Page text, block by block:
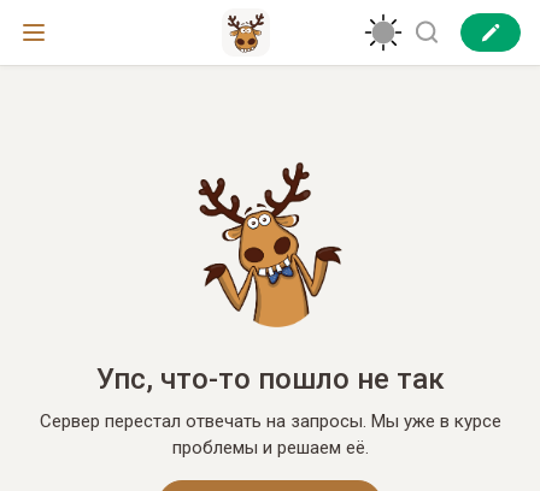
Упс, что-то пошло не так
Сервер перестал отвечать на запросы. Мы уже в курсе
проблемы и решаем её.